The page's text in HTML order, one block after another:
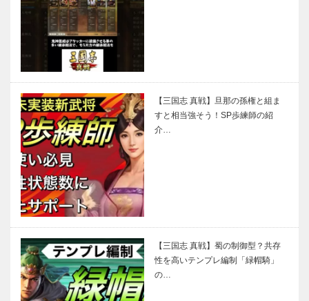
【三国志 真戦】旦那の孫権と組ま
すと相当強そう！SP歩練師の紹
介…
【三国志 真戦】蜀の制御型？共存
性を高いテンプレ編制「緑帽騎」
の…